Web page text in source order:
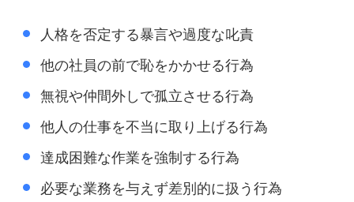
人格を否定する暴言や過度な叱責
他の社員の前で恥をかかせる行為
無視や仲間外しで孤立させる行為
他人の仕事を不当に取り上げる行為
達成困難な作業を強制する行為
必要な業務を与えず差別的に扱う行為